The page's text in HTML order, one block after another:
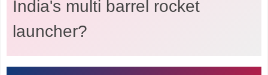
India's multi barrel rocket
launcher?